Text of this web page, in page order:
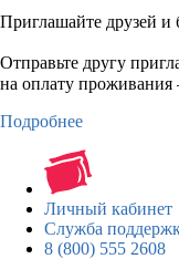
Приглашайте друзей и
Отправьте другу
на оплату
Подробнее
Личный кабинет
Служба
8 (800) 555 2608